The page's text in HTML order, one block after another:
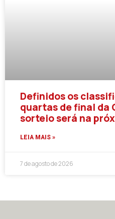
Definidos os
quartas de final da
sorteio será na
LEIA MAIS »
7 de agosto de 2026